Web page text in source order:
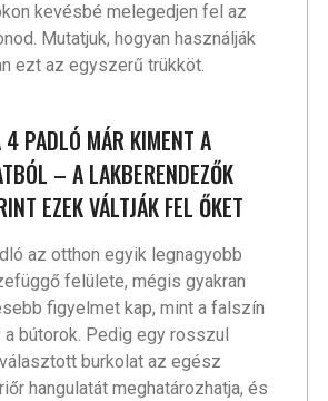
kevésbé melegedjen fel az
Mutatjuk, hogyan használják
ezt az egyszerű trükköt.
4 PADLÓ MÁR KIMENT A
– A LAKBERENDEZŐK
EZEK VÁLTJÁK FEL ŐKET
az otthon egyik legnagyobb
felülete, mégis gyakran
figyelmet kap, mint a falszín
a bútorok. Pedig egy rosszul
burkolat az egész
hangulatát meghatározhatja, és